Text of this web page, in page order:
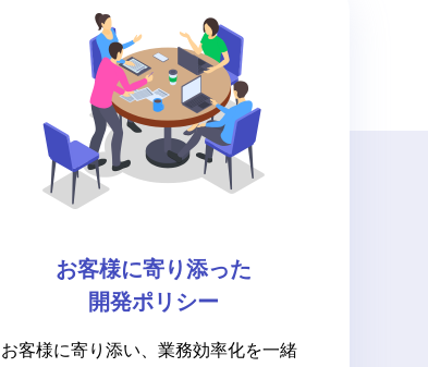
お客様に寄り添った
開発ポリシー
お客様に寄り添い、業務効率化を一緒